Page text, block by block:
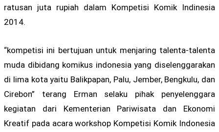
ratusan juta rupiah dalam Kompetisi Komik Indinesia
2014.
“kompetisi ini bertujuan untuk menjaring talenta-talenta
muda dibidang komikus indonesia yang diselenggarakan
di lima kota yaitu Balikpapan, Palu, Jember, Bengkulu, dan
Cirebon” terang Erman selaku pihak penyelenggara
kegiatan dari Kementerian Pariwisata dan Ekonomi
Kreatif pada acara workshop Kompetisi Komik Indonesia